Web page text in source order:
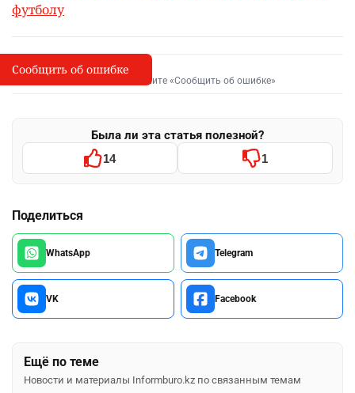
футболу
I
Сообщить об опечатке
Выделите фрагмент и нажмите «Сообщить об ошибке»
Была ли эта статья полезной?
14 1
Поделиться
WhatsApp Telegram
VK Facebook
Ещё по теме
Новости и материалы Informburo.kz по связанным темам
Сообщить об ошибке